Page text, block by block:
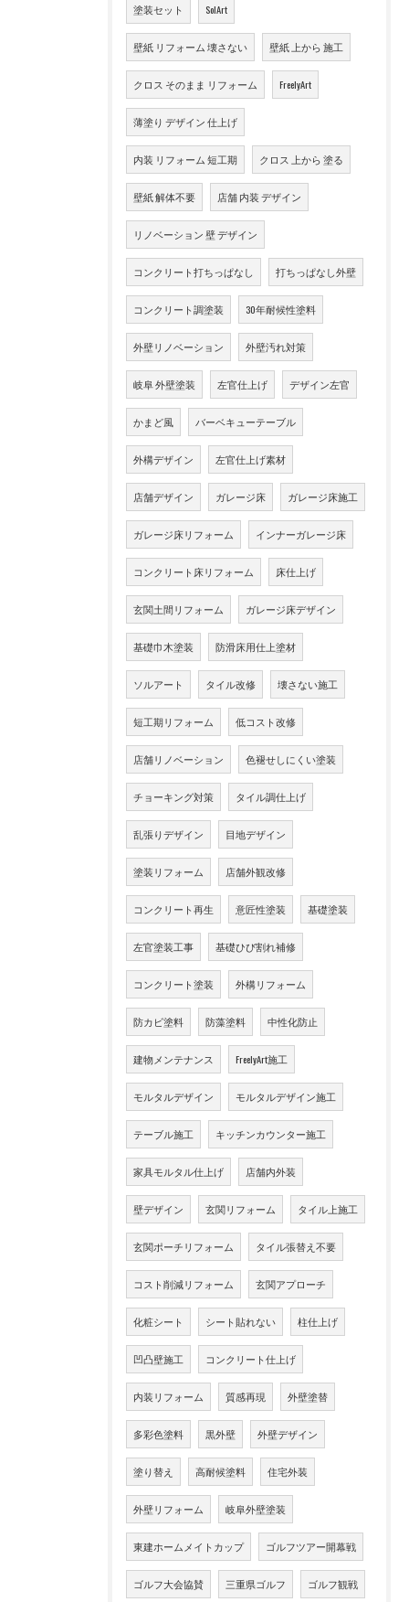
塗装セット SolArt
壁紙 リフォーム 壊さない 壁紙 上から 施工
クロス そのまま リフォーム FreelyArt
薄塗り デザイン 仕上げ
内装 リフォーム 短工期 クロス 上から 塗る
壁紙 解体不要 店舗 内装 デザイン
リノベーション 壁 デザイン
コンクリート打ちっぱなし 打ちっぱなし外壁
コンクリート調塗装 30年耐候性塗料
外壁リノベーション 外壁汚れ対策
岐阜 外壁塗装 左官仕上げ デザイン左官
かまど風 バーベキューテーブル
外構デザイン 左官仕上げ素材
店舗デザイン ガレージ床 ガレージ床施工
ガレージ床リフォーム インナーガレージ床
コンクリート床リフォーム 床仕上げ
玄関土間リフォーム ガレージ床デザイン
基礎巾木塗装 防滑床用仕上塗材
ソルアート タイル改修 壊さない施工
短工期リフォーム 低コスト改修
店舗リノベーション 色褪せしにくい塗装
チョーキング対策 タイル調仕上げ
乱張りデザイン 目地デザイン
塗装リフォーム 店舗外観改修
コンクリート再生 意匠性塗装 基礎塗装
左官塗装工事 基礎ひび割れ補修
コンクリート塗装 外構リフォーム
防カビ塗料 防藻塗料 中性化防止
建物メンテナンス FreelyArt施工
モルタルデザイン モルタルデザイン施工
テーブル施工 キッチンカウンター施工
家具モルタル仕上げ 店舗内外装
壁デザイン 玄関リフォーム タイル上施工
玄関ポーチリフォーム タイル張替え不要
コスト削減リフォーム 玄関アプローチ
化粧シート シート貼れない 柱仕上げ
凹凸壁施工 コンクリート仕上げ
内装リフォーム 質感再現 外壁塗替
多彩色塗料 黒外壁 外壁デザイン
塗り替え 高耐候塗料 住宅外装
外壁リフォーム 岐阜外壁塗装
東建ホームメイトカップ ゴルフツアー開幕戦
ゴルフ大会協賛 三重県ゴルフ ゴルフ観戦